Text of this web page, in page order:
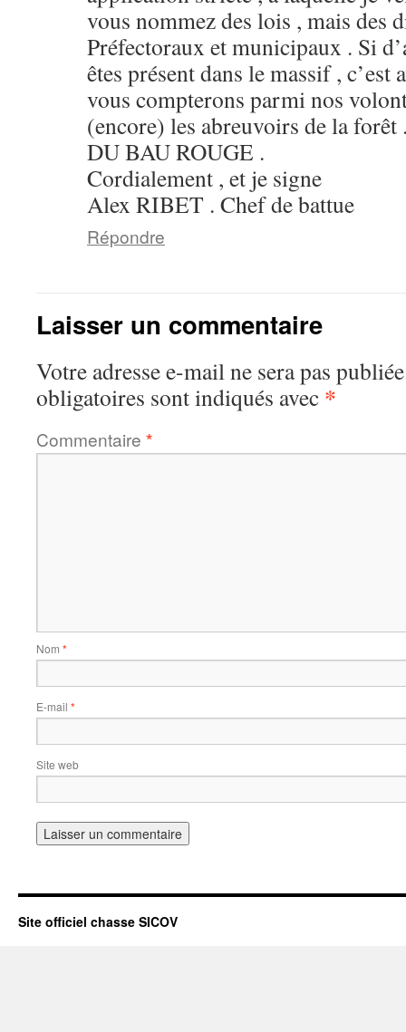
vous nommez des lois , mais des
Préfectoraux et municipaux . Si
êtes présent dans le massif , c’est
vous compterons parmi nos
(encore) les abreuvoirs de la
DU BAU ROUGE .
Cordialement , et je signe
Alex RIBET . Chef de battue
Répondre
Laisser un commentaire
Votre adresse e-mail ne sera pas
obligatoires sont indiqués avec *
Commentaire *
Nom *
E-mail *
Site web
Site officiel chasse SICOV